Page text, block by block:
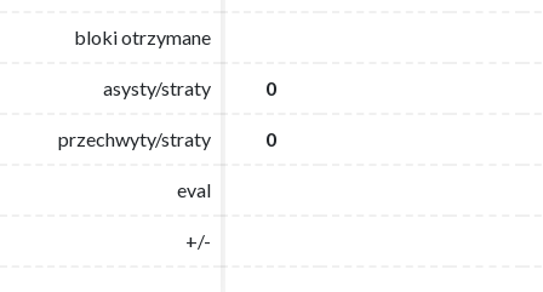
bloki otrzymane
asysty/straty 0
przechwyty/straty 0
eval
+/-
bloki otrzymane
asysty/straty 0
przechwyty/straty 0
eval
+/-